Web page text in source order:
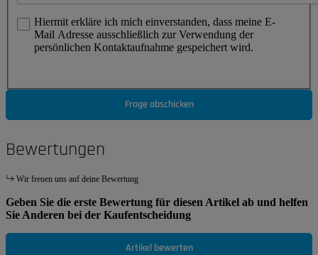
Hiermit erkläre ich mich einverstanden, dass meine E-
Mail Adresse ausschließlich zur Verwendung der
persönlichen Kontaktaufnahme gespeichert wird.
Frage abschicken
Bewertungen
Wir freuen uns auf deine Bewertung
Geben Sie die erste Bewertung für diesen Artikel ab und helfen
Sie Anderen bei der Kaufentscheidung
Artikel bewerten